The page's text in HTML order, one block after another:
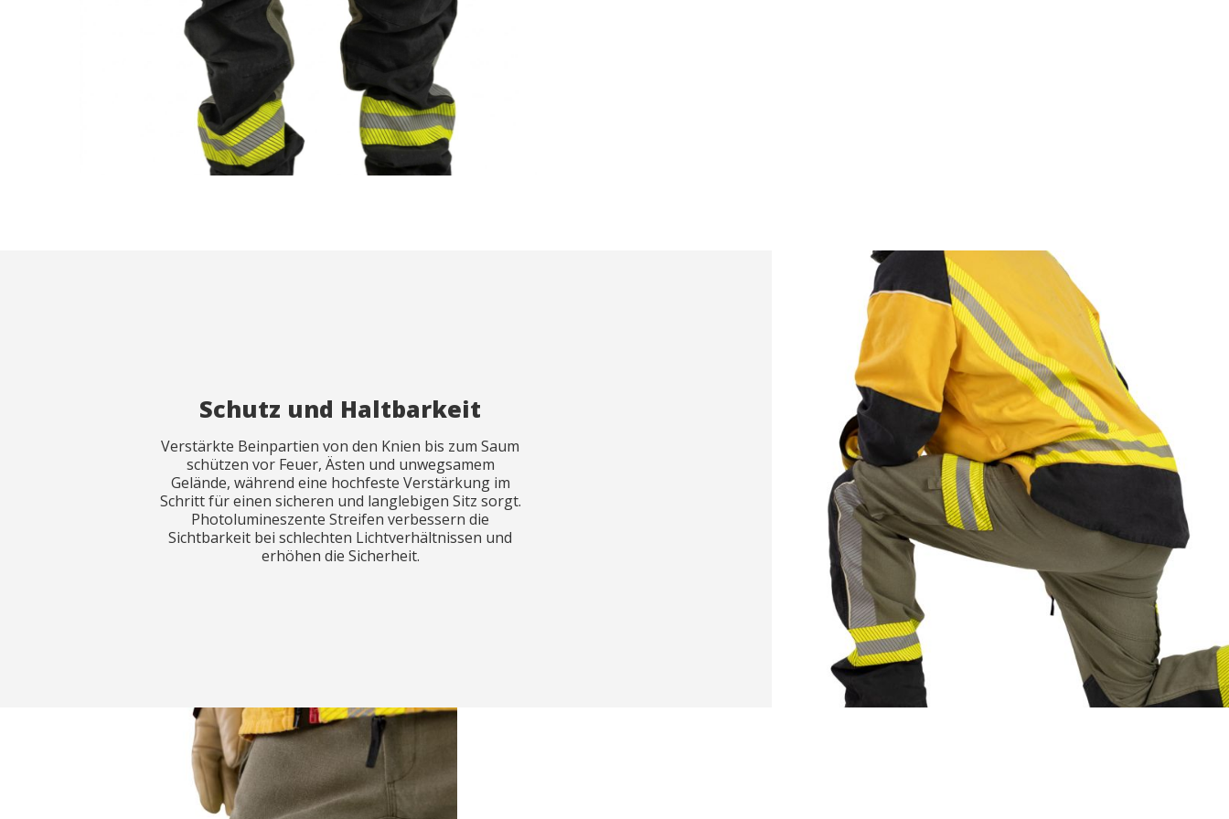
Schutz und Haltbarkeit
Verstärkte Beinpartien von den Knien bis zum Saum
schützen vor Feuer, Ästen und unwegsamem
Gelände, während eine hochfeste Verstärkung im
Schritt für einen sicheren und langlebigen Sitz sorgt.
Photolumineszente Streifen verbessern die
Sichtbarkeit bei schlechten Lichtverhältnissen und
erhöhen die Sicherheit.
Analytik und Anpassung
Sie ermöglichen die Beobachtung und Analyse des Verhaltens der Nutzer dieser
Website. Die durch diese Art von Cookies gesammelten Informationen werden
verwendet, um die Aktivität des Webs zu messen, um Benutzernavigationsprofile zu
erstellen, um basierend auf der Analyse der Nutzungsdaten der Benutzer des Dienstes
Verbesserungen einzuführen. Sie ermöglichen es uns, die Präferenzinformationen des
Benutzers zu speichern, um die Qualität unserer Dienstleistungen zu verbessern und
durch empfohlene Produkte ein besseres Erlebnis zu bieten.
Marketing und Publizität